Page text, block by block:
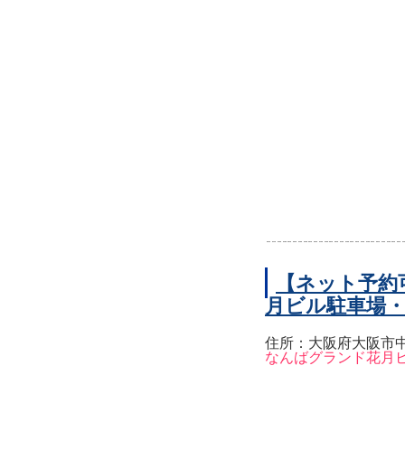
【ネット予
月ビル駐車場
住所：大阪府大阪市
なんばグランド花